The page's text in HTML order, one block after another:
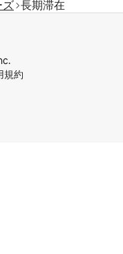
ズ 長期滞在
規約